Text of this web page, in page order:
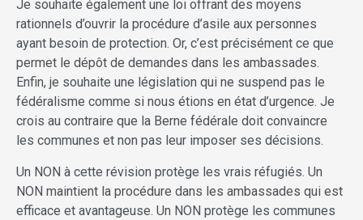
Je souhaite également une loi offrant des moyens
rationnels d’ouvrir la procédure d’asile aux personnes
ayant besoin de protection. Or, c’est précisément ce que
permet le dépôt de demandes dans les ambassades.
Enfin, je souhaite une législation qui ne suspend pas le
fédéralisme comme si nous étions en état d’urgence. Je
crois au contraire que la Berne fédérale doit convaincre
les communes et non pas leur imposer ses décisions.
Un NON à cette révision protège les vrais réfugiés. Un
NON maintient la procédure dans les ambassades qui est
efficace et avantageuse. Un NON protège les communes